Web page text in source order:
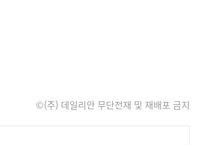
©(주) 데일리안 무단전재 및 재배포 금지